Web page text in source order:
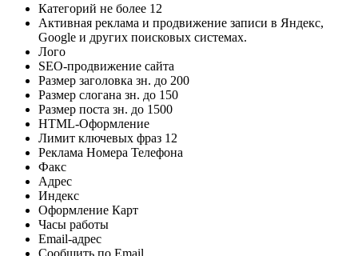
Категорий не более 12
Активная реклама и продвижение записи в Яндекс,
Google и других поисковых системах.
Лого
SEO-продвижение сайта
Размер заголовка зн. до 200
Размер слогана зн. до 150
Размер поста зн. до 1500
HTML-Оформление
Лимит ключевых фраз 12
Реклама Номера Телефона
Факс
Адрес
Индекс
Оформление Карт
Часы работы
Email-адрес
Сообщить по Email